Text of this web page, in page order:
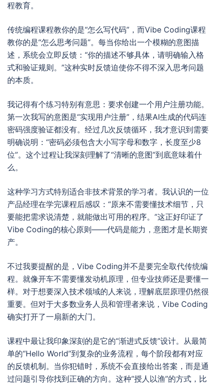
程教育。
传统编程课程教你的是“怎么写代码”，而Vibe Coding课程
教你的是“怎么思考问题”。每当你给出一个模糊的意图描
述，系统会立即反馈：“你的描述不够具体，请明确输入格
式和验证规则。”这种实时反馈迫使你不得不深入思考问题
的本质。
我记得有个练习特别有意思：要求创建一个用户注册功能。
第一次我写的意图是“实现用户注册”，结果AI生成的代码连
密码强度验证都没有。经过几次反馈循环，我才意识到需要
明确说明：“密码必须包含大小写字母和数字，长度至少8
位”。这个过程让我深刻理解了“清晰的意图”到底意味着什
么。
这种学习方式特别适合非技术背景的学习者。我认识的一位
产品经理在学完课程后感叹：“原来不需要懂技术细节，只
要能把需求说清楚，就能做出可用的程序。”这正好印证了
Vibe Coding的核心原则——代码是能力，意图才是长期资
产。
不过我要提醒的是，Vibe Coding并不是要完全取代传统编
程。就像开车不需要懂发动机原理，但专业技师还是要懂一
样。对于想要深入技术领域的人来说，理解底层原理仍然很
重要。但对于大多数业务人员和管理者来说，Vibe Coding
确实打开了一扇新的大门。
课程中最让我印象深刻的是它的“渐进式反馈”设计。从最简
单的“Hello World”到复杂的业务流程，每个阶段都有对应
的反馈机制。当你犯错时，系统不会直接给出答案，而是通
过问题引导你找到正确的方向。这种“授人以渔”的方式，比